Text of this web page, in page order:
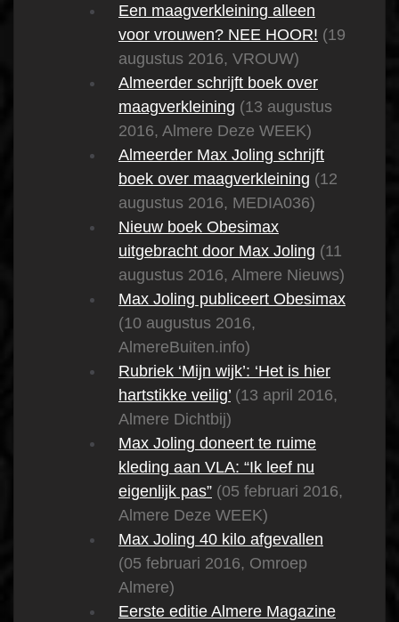
Een maagverkleining alleen
voor vrouwen? NEE HOOR! (19
augustus 2016, VROUW)
Almeerder schrijft boek over
maagverkleining (13 augustus
2016, Almere Deze WEEK)
Almeerder Max Joling schrijft
boek over maagverkleining (12
augustus 2016, MEDIA036)
Nieuw boek Obesimax
uitgebracht door Max Joling (11
augustus 2016, Almere Nieuws)
Max Joling publiceert Obesimax
(10 augustus 2016,
AlmereBuiten.info)
Rubriek ‘Mijn wijk’: ‘Het is hier
hartstikke veilig’ (13 april 2016,
Almere Dichtbij)
Max Joling doneert te ruime
kleding aan VLA: “Ik leef nu
eigenlijk pas” (05 februari 2016,
Almere Deze WEEK)
Max Joling 40 kilo afgevallen
(05 februari 2016, Omroep
Almere)
Eerste editie Almere Magazine